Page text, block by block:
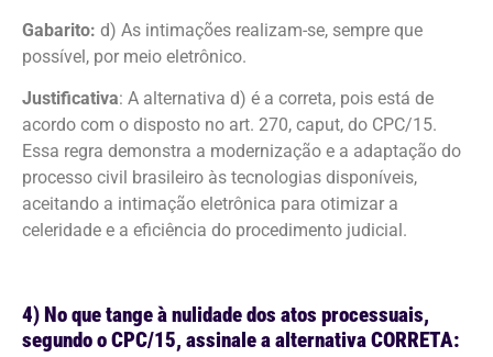
Gabarito: d) As intimações realizam-se, sempre que
possível, por meio eletrônico.
Justificativa: A alternativa d) é a correta, pois está de
acordo com o disposto no art. 270, caput, do CPC/15.
Essa regra demonstra a modernização e a adaptação do
processo civil brasileiro às tecnologias disponíveis,
aceitando a intimação eletrônica para otimizar a
celeridade e a eficiência do procedimento judicial.
4) No que tange à nulidade dos atos processuais,
segundo o CPC/15, assinale a alternativa CORRETA: